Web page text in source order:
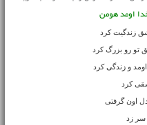
اومد هومن
زندگیت کرد
تو رو بزرگ کرد
و زندگی کرد
کرد
اون گرفتی
زد